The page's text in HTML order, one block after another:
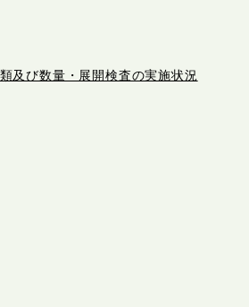
及び数量・展開検査の実施状況